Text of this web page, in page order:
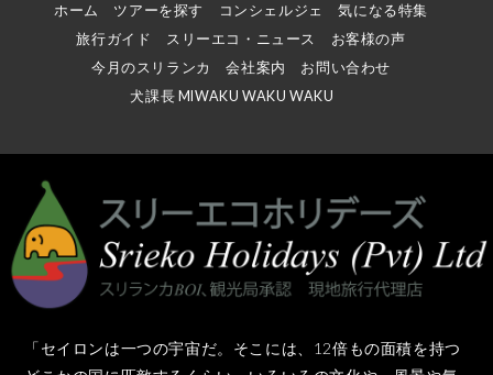
ホーム ツアーを探す コンシェルジェ
気になる特集
旅行ガイド
スリーエコ・ニュース
お客様の声
今月のスリランカ
会社案内
お問い合わせ
犬課長 MIWAKU WAKU WAKU
「セイロンは一つの宇宙だ。そこには、12倍もの面積を持つ